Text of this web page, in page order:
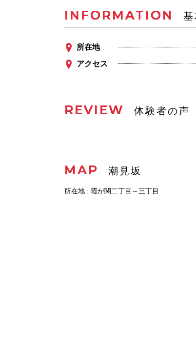
INFORMATION 基
所在地
アクセス
REVIEW 体験者の声
MAP 潮見坂
所在地 : 霞が関二丁目～三丁目